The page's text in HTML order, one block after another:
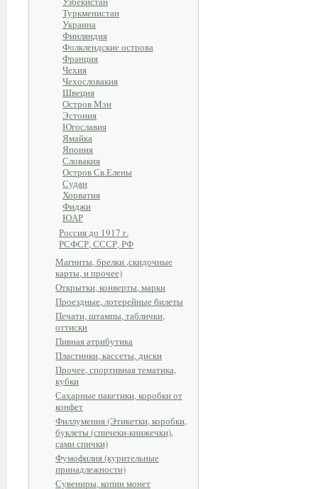
Туркменистан
Украина
Финляндия
Фолклендские острова
Франция
Чехия
Чехословакия
Швеция
Остров Мэн
Эстония
Югославия
Ямайка
Япония
Словакия
Остров Св.Елены
Судан
Хорватия
Фиджи
ЮАР
Россия до 1917 г.
РСФСР, СССР, РФ
Магниты, брелки ,скидочные
карты, и прочее)
Открытки, конверты, марки
Проездные, лотерейные билеты
Печати, штампы, таблички,
оттиски
Пивная атрибутика
Пластинки, кассеты, диски
Прочее, спортивная тематика,
кубки
Сахарные пакетики, коробки от
конфет
Филлумения (Этикетки, коробки,
буклеты (спичеки-книжечки),
сами спички)
Фумофилия (курительные
принадлежности)
Сувениры, копии монет